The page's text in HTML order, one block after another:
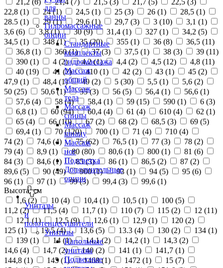
для
ванны
Гидромассажные
опции
Стандартные
комплекты
гидромассажа
Массаж
общий
Массаж
тела
Массаж
спины
Массаж
шиацу
Массаж
ног
Подсветка
Дополнительные
опции
Унитазы
и
полотенцесушители
Унитазы
Напольные
унитазы
Подвесные
22,8 (1) 24 (1) 24,5 (1) 25 (3) 26 (1) 28,5 (1)
28.5 (1) 29 (1) 29,6 (1) 29,7 (3) 3 (10) 3,1 (1)
3,6 (6) 3,8 (1) 30 (9) 31,4 (1) 327 (1) 34,2 (5)
34,5 (1) 348 (1) 35 (20) 355 (1) 36 (8) 36,5 (11)
36,8 (1) 360 (1) 37 (3) 37,5 (1) 38 (3) 39 (11)
390 (1) 4 (2) 4,2 (1) 4,4 (2) 4,5 (12) 4,8 (11)
40 (19) 41 (2) 410 (1) 42 (2) 43 (1) 45 (2)
47,9 (1) 48,4 (1) 49 (2) 5 (30) 5,5 (1) 5,6 (2)
50 (25) 50,6 (1) 55 (3) 56 (5) 56,4 (1) 56,6 (1)
57,6 (4) 58 (4) 58,4 (1) 59 (15) 590 (1) 6 (3)
6,8 (1) 60 (94) 60,4 (4) 61 (4) 610 (4) 62 (1)
65 (4) 66 (10) 67 (2) 68 (2) 68,5 (3) 69 (5)
69,4 (1) 70 (120) 700 (1) 71 (4) 710 (4)
74 (2) 74,6 (4) 75 (62) 76,5 (1) 77 (3) 78 (2)
79 (4) 8,9 (1) 80 (80) 80,6 (1) 800 (1) 81 (6)
84 (3) 84,6 (1) 85 (3) 86 (1) 86,5 (2) 87 (2)
89,6 (5) 90 (49) 900 (1) 93 (1) 94 (5) 95 (6)
96 (1) 97 (1) 99 (3) 99,4 (3) 99,6 (1)
Высота, см
1,6 (2) 10 (4) 10,4 (1) 10,5 (1) 100 (5)
11,2 (2) 11,5 (4) 11,7 (1) 110 (7) 115 (2) 12 (11)
12,1 (1) 12,5 (9) 12,6 (1) 12,9 (1) 120 (2)
125 (1) 13,5 (4) 13,6 (5) 13.3 (4) 130 (2) 134 (1)
139 (1) 14 (1) 14,1 (2) 14,2 (1) 14,3 (2)
14,6 (4) 14,7 (2) 140 (2) 141 (1) 141,7 (1)
144,8 (1) 145 (1) 1468 (1) 1472 (1) 15 (7)